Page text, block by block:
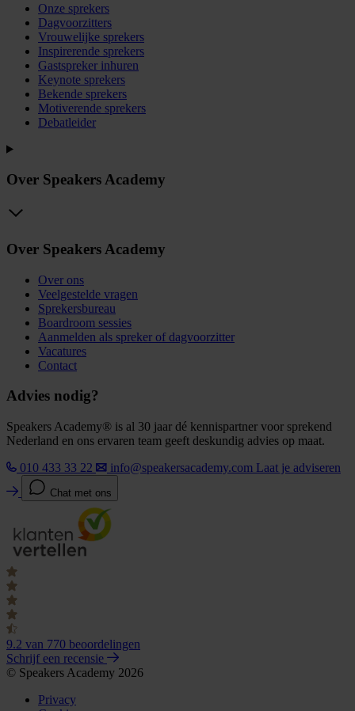
Onze sprekers
Dagvoorzitters
Vrouwelijke sprekers
Inspirerende sprekers
Gastspreker inhuren
Keynote sprekers
Bekende sprekers
Motiverende sprekers
Debatleider
Over Speakers Academy
Over Speakers Academy
Over ons
Veelgestelde vragen
Sprekersbureau
Boardroom sessies
Aanmelden als spreker of dagvoorzitter
Vacatures
Contact
Advies nodig?
Speakers Academy® is al 30 jaar dé kennispartner voor sprekend
Nederland en ons ervaren team geeft deskundig advies op maat.
010 433 33 22
info@speakersacademy.com Laat je adviseren
Chat met ons
9.2 van 770 beoordelingen
Schrijf een recensie
© Speakers Academy 2026
Privacy